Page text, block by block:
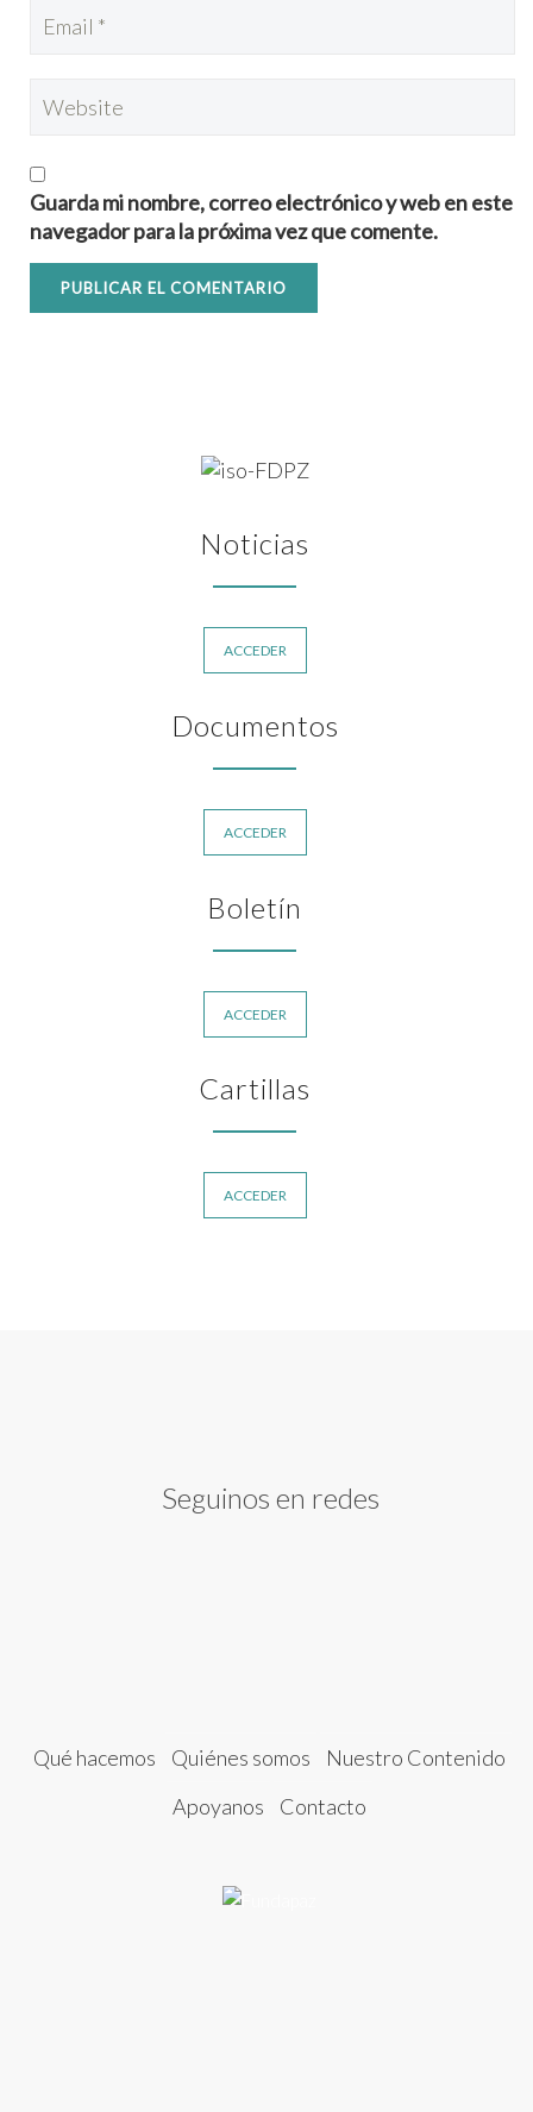
Guarda mi nombre, correo electrónico y web en este
navegador para la próxima vez que comente.
Noticias
ACCEDER
Documentos
ACCEDER
Boletín
ACCEDER
Cartillas
ACCEDER
Seguinos en redes
Qué hacemos Quiénes somos
Nuestro Contenido
Apoyanos
Contacto